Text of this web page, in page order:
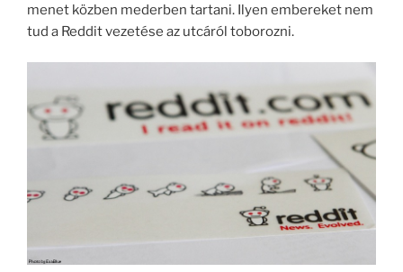
menet közben mederben tartani. Ilyen embereket nem
tud a Reddit vezetése az utcáról toborozni.